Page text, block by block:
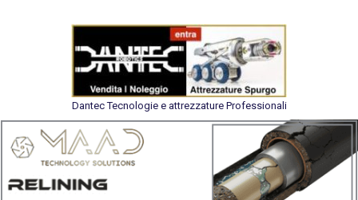
Dantec Tecnologie e attrezzature Professionali